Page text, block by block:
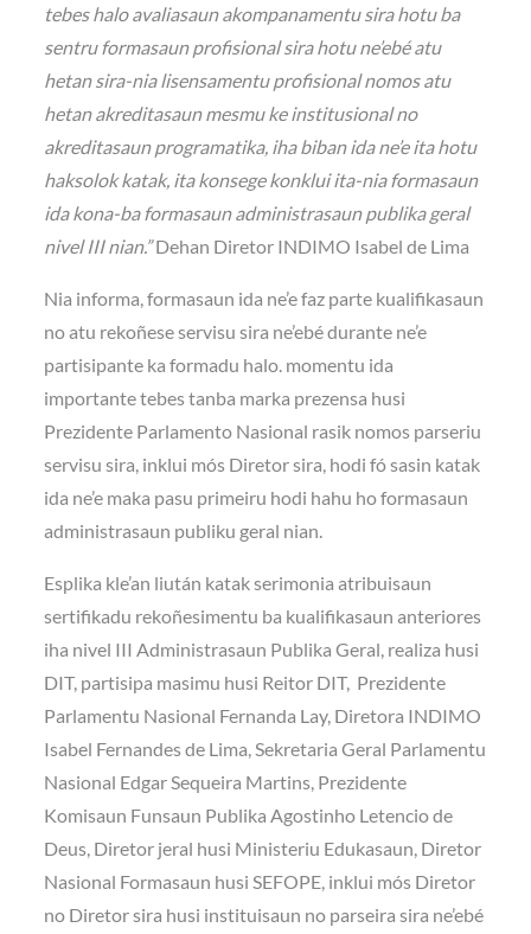
tebes halo avaliasaun akompanamentu sira hotu ba
sentru formasaun profisional sira hotu ne’ebé atu
hetan sira-nia lisensamentu profisional nomos atu
hetan akreditasaun mesmu ke institusional no
akreditasaun programatika, iha biban ida ne’e ita hotu
haksolok katak, ita konsege konklui ita-nia formasaun
ida kona-ba formasaun administrasaun publika geral
nivel III nian.”Dehan Diretor INDIMO Isabel de Lima
Nia informa, formasaun ida ne’e faz parte kualifikasaun
no atu rekoñese servisu sira ne’ebé durante ne’e
partisipante ka formadu halo. momentu ida
importante tebes tanba marka prezensa husi
Prezidente Parlamento Nasional rasik nomos parseriu
servisu sira, inklui mós Diretor sira, hodi fó sasin katak
ida ne’e maka pasu primeiru hodi hahu ho formasaun
administrasaun publiku geral nian.
Esplika kle’an liután katak serimonia atribuisaun
sertifikadu rekoñesimentu ba kualifikasaun anteriores
iha nivel III Administrasaun Publika Geral, realiza husi
DIT, partisipa masimu husi Reitor DIT, Prezidente
Parlamentu Nasional Fernanda Lay, Diretora INDIMO
Isabel Fernandes de Lima, Sekretaria Geral Parlamentu
Nasional Edgar Sequeira Martins, Prezidente
Komisaun Funsaun Publika Agostinho Letencio de
Deus, Diretor jeral husi Ministeriu Edukasaun, Diretor
Nasional Formasaun husi SEFOPE, inklui mós Diretor
no Diretor sira husi instituisaun no parseira sira ne’ebé